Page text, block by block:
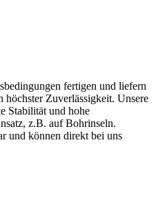
fertigen und liefern
Zuverlässigkeit. Unsere
Stabilität und hohe
z.B. auf Bohrinseln.
und können direkt bei uns